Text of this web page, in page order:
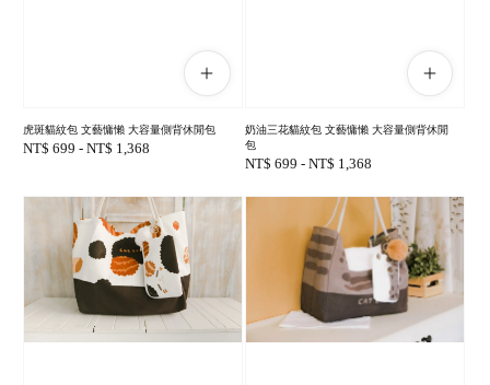
虎斑貓紋包 文藝慵懶 大容量側背休閒包
Regular
NT$ 699 - NT$ 1,368
奶油三花貓紋包 文藝慵懶 大容量側背休閒
包
Regular
NT$ 699 - NT$ 1,368